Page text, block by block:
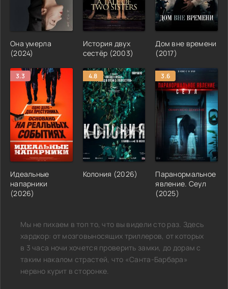
Она умерла
(2024)
История двух
сестёр (2003)
Дом вне времени
(2017)
3.3
Идеальные
напарники
(2026)
4.8
Колония (2026)
3.6
Паранормальное
явление. Сеул
(2025)
Мы не пихаем в топ то, что вы видели сто раз. Здесь
хардкор: от мозговыносящих триллеров, от которых
в 3 часа ночи хочется проверить замки, до дорам с
таким накалом страстей, что «Санта-Барбара»
нервно курит в сторонке.